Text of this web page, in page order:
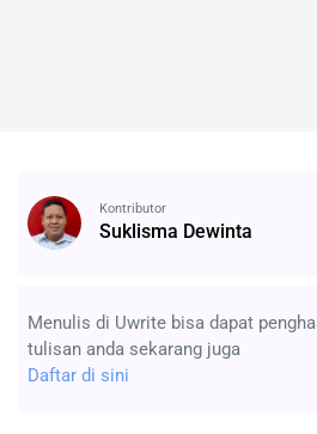
Kontributor
Suklisma Dewinta
Menulis di Uwrite bisa dapat
tulisan anda sekarang juga
Daftar di sini